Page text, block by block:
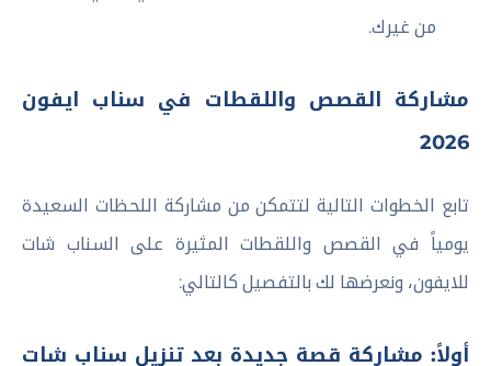
من غيرك.
مشاركة القصص واللقطات في سناب ايفون
2026
تابع الخطوات التالية لتتمكن من مشاركة اللحظات السعيدة
يومياً في القصص واللقطات المثيرة على السناب شات
للايفون، ونعرضها لك بالتفصيل كالتالي:
أولاً: مشاركة قصة جديدة بعد تنزيل سناب شات